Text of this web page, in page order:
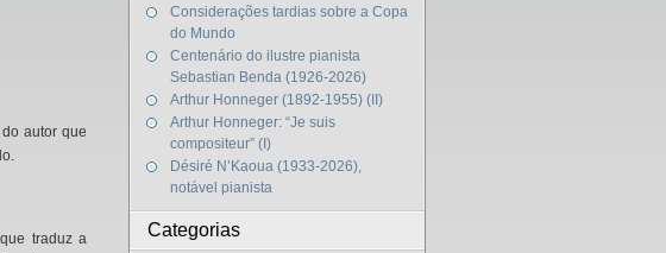
autor que
traduz a
Considerações tardias sobre a Copa
do Mundo
Centenário do ilustre pianista
Sebastian Benda (1926-2026)
Arthur Honneger (1892-1955) (II)
Arthur Honneger: “Je suis
compositeur” (I)
Désiré N’Kaoua (1933-2026),
notável pianista
Categorias